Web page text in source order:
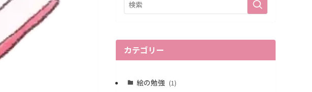
カテゴリー
絵の勉強 (1)